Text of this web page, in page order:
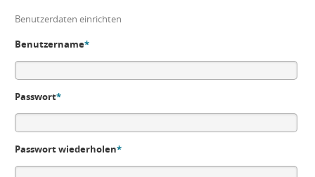
Benutzerdaten einrichten
Benutzername*
Passwort*
Passwort wiederholen*